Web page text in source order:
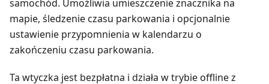
samochód. Umożliwia umieszczenie znacznika na
mapie, śledzenie czasu parkowania i opcjonalnie
ustawienie przypomnienia w kalendarzu o
zakończeniu czasu parkowania.
Ta wtyczka jest bezpłatna i działa w trybie offline z